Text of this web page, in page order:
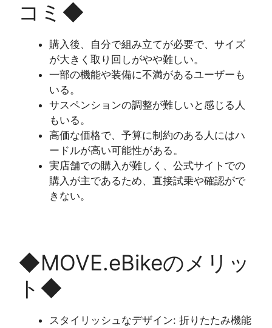
コミ◆
購入後、自分で組み立てが必要で、サイズ
が大きく取り回しがやや難しい。
一部の機能や装備に不満があるユーザーも
いる。
サスペンションの調整が難しいと感じる人
もいる。
高価な価格で、予算に制約のある人にはハ
ードルが高い可能性がある。
実店舗での購入が難しく、公式サイトでの
購入が主であるため、直接試乗や確認がで
きない。
◆MOVE.eBikeのメリッ
ト◆
スタイリッシュなデザイン: 折りたたみ機能